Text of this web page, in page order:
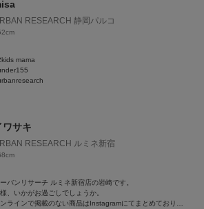
RESEARCH 静岡パルコ
mama
ワサキ
RESEARCH ルミネ新宿
バンリサーチ ルミネ新宿店の岩崎です。
、いかがお過ごしでしょうか。
ラインで掲載のない商品はInstagramにてまとめておりま